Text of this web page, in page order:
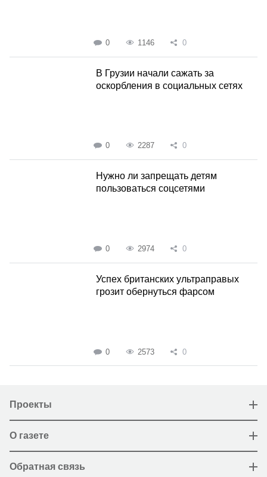
0 1146 0
В Грузии начали сажать за
оскорбления в социальных сетях
0 2287 0
Нужно ли запрещать детям
пользоваться соцсетями
0 2974 0
Успех британских ультраправых
грозит обернуться фарсом
0 2573 0
Проекты
О газете
Обратная связь